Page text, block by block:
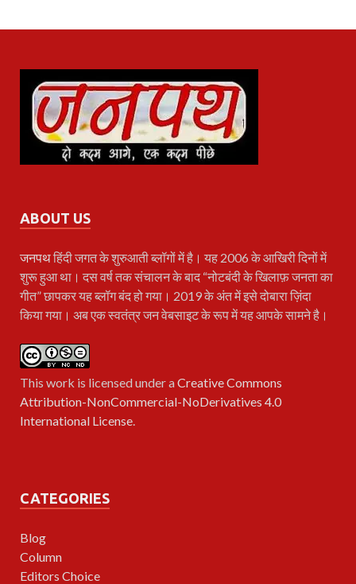
ABOUT US
जनपथहिंदी जगत के शुरुआती ब्लॉगों में है। यह 2006 के आखिरी दिनों में
शुरू हुआ था। दस वर्ष तक संचालन के बाद “नोटबंदी के खिलाफ़ जनता का
गीत” छापकर यह ब्लॉग बंद हो गया। 2019 के अंत में इसे दोबारा ज़िंदा
किया गया। अब एक स्वतंत्र जन वेबसाइट के रूप में यह आपके सामने है।
This work is licensed under aCreative Commons
Attribution-NonCommercial-NoDerivatives 4.0
International License.
CATEGORIES
Blog
Column
Editors Choice